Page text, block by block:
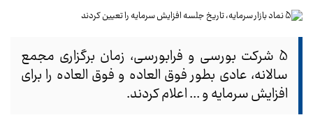
5 شرکت بورسی و فرابورسی، زمان برگزاری مجمع
سالانه، عادی بطور فوق العاده و فوق العاده را برای
افزایش سرمایه و ... اعلام کردند.